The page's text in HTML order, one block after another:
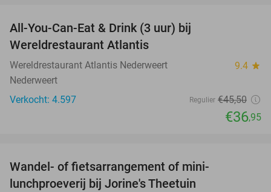
All-You-Can-Eat & Drink (3 uur) bij
Wereldrestaurant Atlantis
Wereldrestaurant Atlantis Nederweert 9.4 star
Nederweert
Verkocht: 4.597
Regulier €45,50
€36,95
Wandel- of fietsarrangement of mini-
lunchproeverij bij Jorine's Theetuin